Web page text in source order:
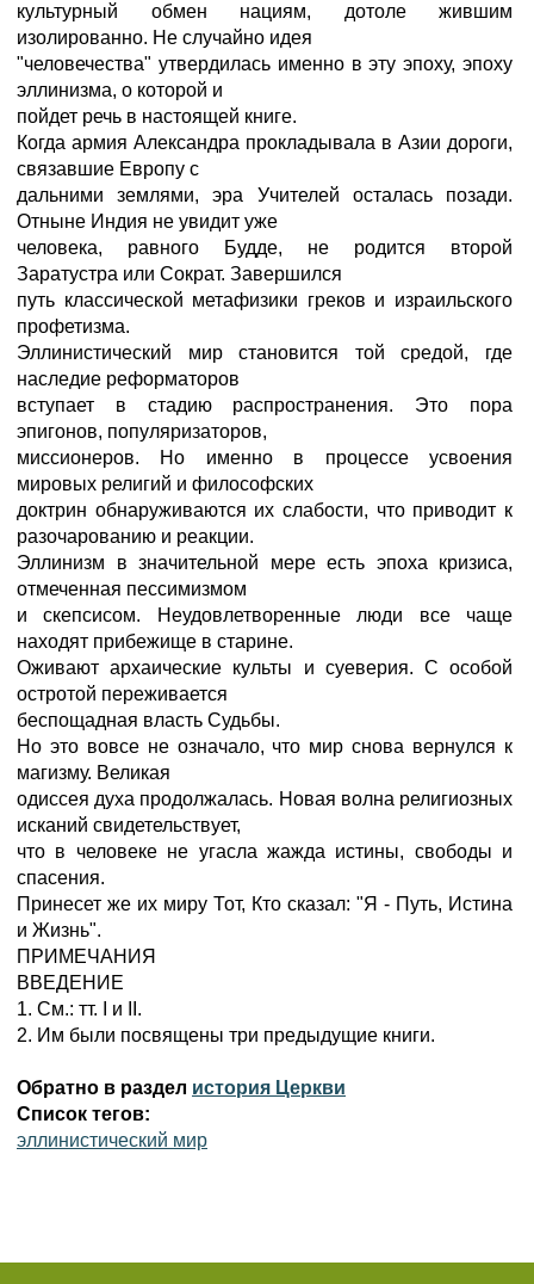
культурный обмен нациям, дотоле жившим
изолированно. Не случайно идея
"человечества" утвердилась именно в эту эпоху, эпоху
эллинизма, о которой и
пойдет речь в настоящей книге.
Когда армия Александра прокладывала в Азии дороги,
связавшие Европу с
дальними землями, эра Учителей осталась позади.
Отныне Индия не увидит уже
человека, равного Будде, не родится второй
Заратустра или Сократ. Завершился
путь классической метафизики греков и израильского
профетизма.
Эллинистический мир становится той средой, где
наследие реформаторов
вступает в стадию распространения. Это пора
эпигонов, популяризаторов,
миссионеров. Но именно в процессе усвоения
мировых религий и философских
доктрин обнаруживаются их слабости, что приводит к
разочарованию и реакции.
Эллинизм в значительной мере есть эпоха кризиса,
отмеченная пессимизмом
и скепсисом. Неудовлетворенные люди все чаще
находят прибежище в старине.
Оживают архаические культы и суеверия. С особой
остротой переживается
беспощадная власть Судьбы.
Но это вовсе не означало, что мир снова вернулся к
магизму. Великая
одиссея духа продолжалась. Новая волна религиозных
исканий свидетельствует,
что в человеке не угасла жажда истины, свободы и
спасения.
Принесет же их миру Тот, Кто сказал: "Я - Путь, Истина
и Жизнь".
ПРИМЕЧАНИЯ
ВВЕДЕНИЕ
1. См.: тт. I и II.
2. Им были посвящены три предыдущие книги.
Обратно в раздел история Церкви
Список тегов:
эллинистический мир